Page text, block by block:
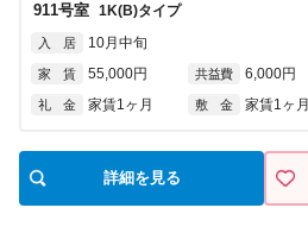
911号室 1K(B)タイプ
入 居 10月中旬
家 賃 55,000円 共益費 6,000円
礼 金 家賃1ヶ月 敷 金 家賃1ヶ月
詳細を見る